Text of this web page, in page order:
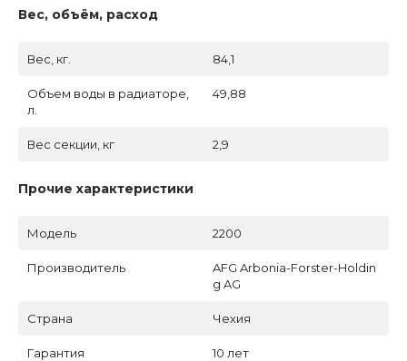
Вес, объём, расход
Вес, кг. 84,1
Объем воды в радиаторе,
л.
49,88
Вес секции, кг 2,9
Прочие характеристики
Модель 2200
Производитель
AFG Arbonia-Forster-Holdin
g AG
Страна Чехия
Гарантия 10 лет